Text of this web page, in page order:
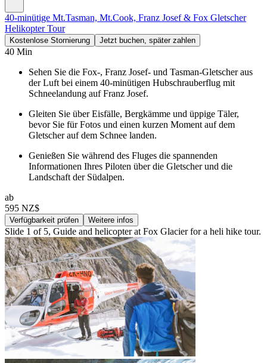
40-minütige Mt.Tasman, Mt.Cook, Franz Josef & Fox Gletscher
Helikopter Tour
Kostenlose Stornierung Jetzt buchen, später zahlen
40 Min
Sehen Sie die Fox-, Franz Josef- und Tasman-Gletscher aus
der Luft bei einem 40-minütigen Hubschrauberflug mit
Schneelandung auf Franz Josef.
Gleiten Sie über Eisfälle, Bergkämme und üppige Täler,
bevor Sie für Fotos und einen kurzen Moment auf dem
Gletscher auf dem Schnee landen.
Genießen Sie während des Fluges die spannenden
Informationen Ihres Piloten über die Gletscher und die
Landschaft der Südalpen.
ab
595 NZ$
Verfügbarkeit prüfen Weitere infos
Slide 1 of 5, Guide and helicopter at Fox Glacier for a heli hike tour.